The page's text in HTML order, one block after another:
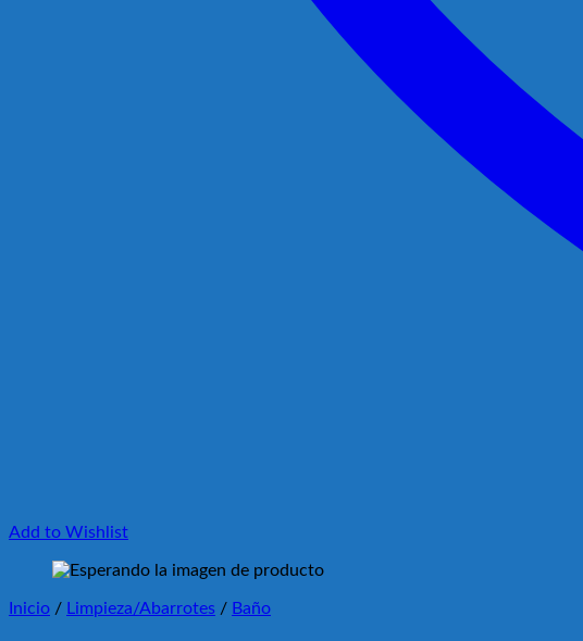
Add to Wishlist
Inicio / Limpieza/Abarrotes / Baño